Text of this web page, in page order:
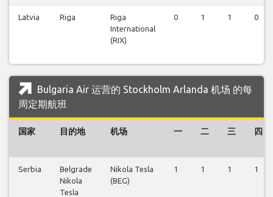
Latvia Riga
Riga
International
(RIX)
0 1 1 0
Bulgaria Air 运营的 Stockholm Arlanda 机场 的每
周定期航班
国家 目的地 机场 一 二 三 四
Serbia
Belgrade
Nikola
Tesla
Nikola Tesla
(BEG)
1 1 1 1